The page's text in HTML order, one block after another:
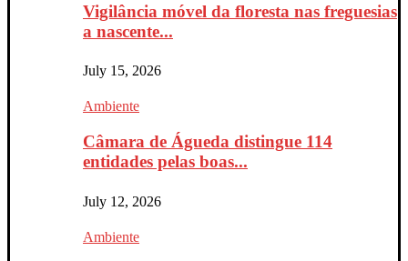
Vigilância móvel da floresta nas freguesias
a nascente...
July 15, 2026
Ambiente
Câmara de Águeda distingue 114
entidades pelas boas...
July 12, 2026
Ambiente